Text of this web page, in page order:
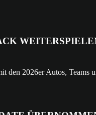
den 2026er Autos, Teams